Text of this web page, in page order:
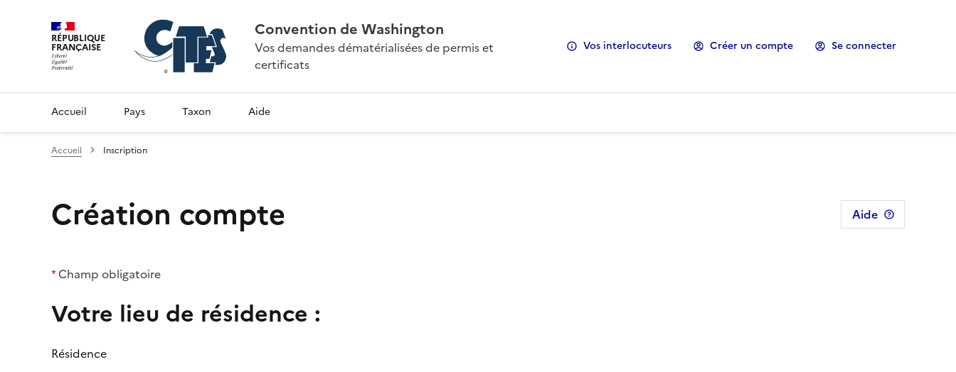
RÉPUBLIQUE
FRANÇAISE
Convention de Washington
Vos demandes dématérialisées de permis et
certificats
Vos interlocuteurs Créer un compte Se connecter
Accueil Pays Taxon Aide
Accueil Inscription
Création compte Aide
*Champ obligatoire
Votre lieu de résidence :
Résidence